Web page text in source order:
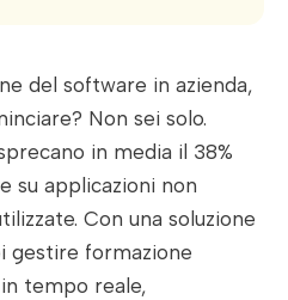
del software in azienda,
Non sei solo.
in media il 38%
su applicazioni non
Con una soluzione
gestire formazione
tempo reale,